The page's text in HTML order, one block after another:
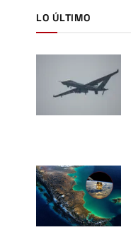
LO ÚLTIMO